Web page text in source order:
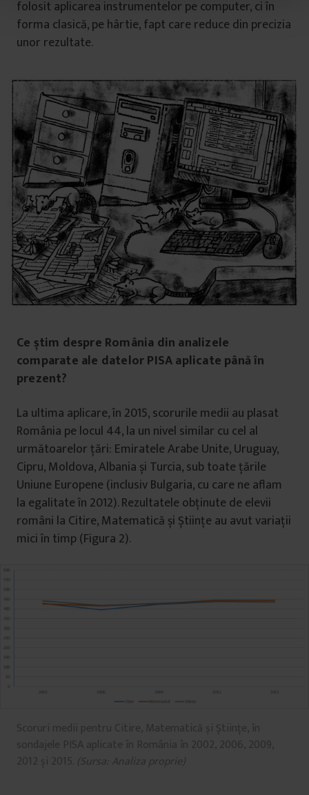
folosit aplicarea instrumentelor pe computer, ci în
forma clasică, pe hârtie, fapt care reduce din precizia
unor rezultate.
Ce știm despre România din analizele
comparate ale datelor PISA aplicate până în
prezent?
La ultima aplicare, în 2015, scorurile medii au plasat
România pe locul 44, la un nivel similar cu cel al
următoarelor țări: Emiratele Arabe Unite, Uruguay,
Cipru, Moldova, Albania și Turcia, sub toate țările
Uniune Europene (inclusiv Bulgaria, cu care ne aflam
la egalitate în 2012). Rezultatele obținute de elevii
români la Citire, Matematică și Științe au avut variații
mici în timp (Figura 2).
Scoruri medii pentru Citire, Matematică și Științe, în
sondajele PISA aplicate în România în 2002, 2006, 2009,
2012 și 2015. (Sursa: Analiza proprie)